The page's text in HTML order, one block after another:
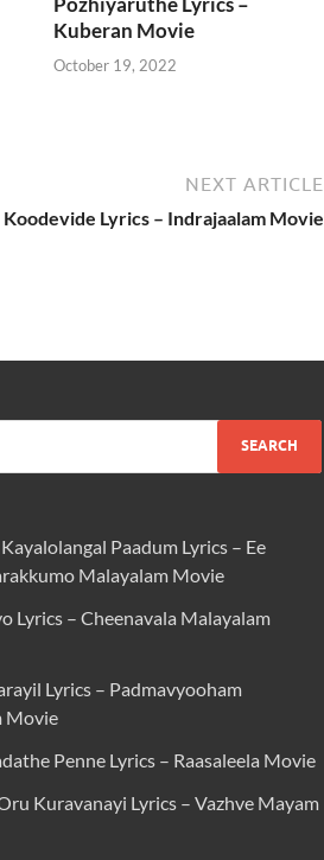
Kuberan Movie
October 19, 2022
NEXT ARTICLE
Lyrics – Indrajaalam Movie
Paadum Lyrics – Ee
Malayalam Movie
Lyrics – Cheenavala Malayalam
Lyrics – Padmavyooham
Movie
Penne Lyrics – Raasaleela Movie
Kuravanayi Lyrics – Vazhve Mayam